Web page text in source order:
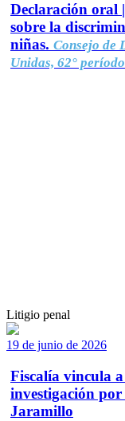
Declaración oral
sobre la
niñas. Consejo de
Unidas, 62°
Litigio penal
19 de junio de 2026
Fiscalía vincula
investigación
Jaramillo